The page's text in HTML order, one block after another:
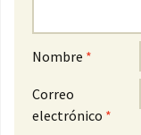
Nombre *
Correo
electrónico *